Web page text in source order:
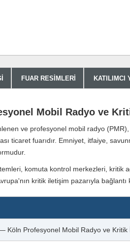
FUAR RESIMLERI KATILIMCI
Mobil Radyo ve
ve profesyonel mobil radyo
ticaret fuarıdır. Emniyet, itfaiye,
komuta kontrol merkezleri, kritik
kritik iletişim pazarıyla bağlantı
Köln Profesyonel Mobil Radyo ve Kritik